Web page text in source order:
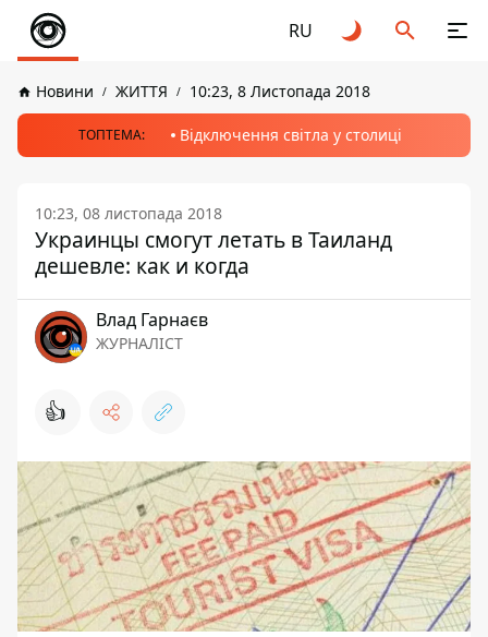
RU
Новини ЖИТТЯ 10:23, 8 Листопада 2018
ТОПТЕМА: Відключення світла у столиці
10:23, 08 листопада 2018
Украинцы смогут летать в Таиланд
дешевле: как и когда
Влад Гарнаєв
ЖУРНАЛІСТ
👍